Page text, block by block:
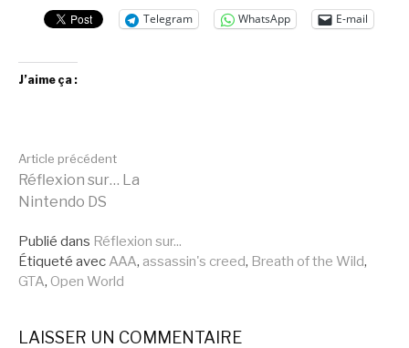
Telegram WhatsApp E-mail
J’aime ça :
Lire
la
suite
Article précédent
Réflexion sur… La
Nintendo DS
Publié dans Réflexion sur...
Étiqueté avec AAA, assassin's creed, Breath of the Wild,
GTA, Open World
LAISSER UN COMMENTAIRE